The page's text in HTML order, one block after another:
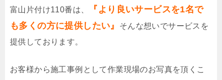
富山片付け110番は、
『より良いサービスを1名で
も多くの方に提供したい』
そんな想いでサービスを
提供しております。
お客様から施工事例として作業現場のお写真を頂くこ